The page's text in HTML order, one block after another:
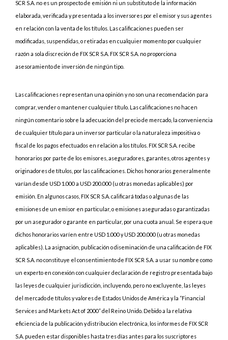
SCR S.A. no es un prospecto de emisión ni un substituto de la información
elaborada, verificada y presentada a los inversores por el emisor y sus agentes
en relación con la venta de los títulos. Las calificaciones pueden ser
modificadas, suspendidas, o retiradas en cualquier momento por cualquier
razón a sola discreción de FIX SCR S.A. FIX SCR S.A. no proporciona
asesoramiento de inversión de ningún tipo.
Las calificaciones representan una opinión y no son una recomendación para
comprar, vender o mantener cualquier título. Las calificaciones no hacen
ningún comentario sobre la adecuación del precio de mercado, la conveniencia
de cualquier título para un inversor particular o la naturaleza impositiva o
fiscal de los pagos efectuados en relación a los títulos. FIX SCR S.A. recibe
honorarios por parte de los emisores, aseguradores, garantes, otros agentes y
originadores de títulos, por las calificaciones. Dichos honorarios generalmente
varían desde USD 1.000 a USD 200.000 (u otras monedas aplicables) por
emisión. En algunos casos, FIX SCR S.A. calificará todas o algunas de las
emisiones de un emisor en particular, o emisiones aseguradas o garantizadas
por un asegurador o garante en particular, por una cuota anual. Se espera que
dichos honorarios varíen entre USD 1.000 y USD 200.000 (u otras monedas
aplicables). La asignación, publicación o diseminación de una calificación de FIX
SCR S.A. no constituye el consentimiento de FIX SCR S.A. a usar su nombre como
un experto en conexión con cualquier declaración de registro presentada bajo
las leyes de cualquier jurisdicción, incluyendo, pero no excluyente, las leyes
del mercado de títulos y valores de Estados Unidos de América y la “Financial
Services and Markets Act of 2000” del Reino Unido. Debido a la relativa
eficiencia de la publicación y distribución electrónica, los informes de FIX SCR
S.A. pueden estar disponibles hasta tres días antes para los suscriptores